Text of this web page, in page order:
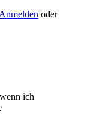
Anmelden oder
ich